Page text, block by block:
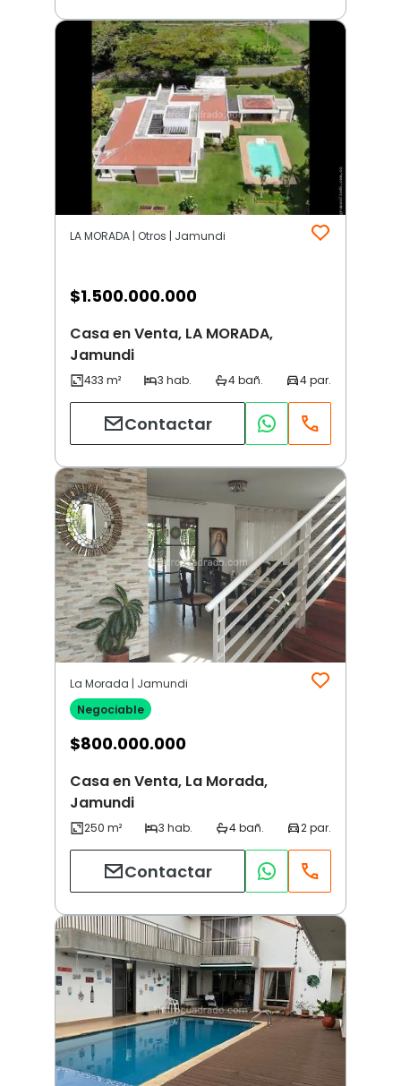
LA MORADA | Otros | Jamundi
$1.500.000.000
Casa en Venta, LA MORADA,
Jamundi
Contactar
La Morada | Jamundi
Negociable
$800.000.000
Casa en Venta, La Morada,
Jamundi
Contactar